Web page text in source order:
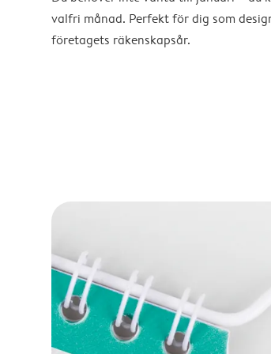
valfri månad. Perfekt för dig som
företagets räkenskapsår.